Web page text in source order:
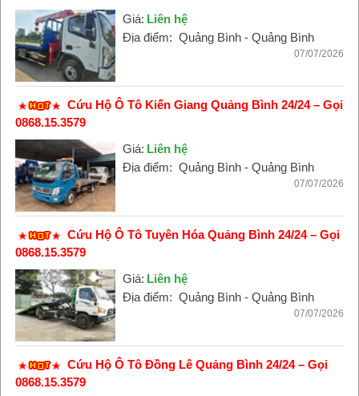
Giá: Liên hệ
Địa điểm: Quảng Bình - Quảng Bình
07/07/2026
Cứu Hộ Ô Tô Kiến Giang Quảng Bình 24/24 – Gọi
0868.15.3579
Giá: Liên hệ
Địa điểm: Quảng Bình - Quảng Bình
07/07/2026
Cứu Hộ Ô Tô Tuyên Hóa Quảng Bình 24/24 – Gọi
0868.15.3579
Giá: Liên hệ
Địa điểm: Quảng Bình - Quảng Bình
07/07/2026
Cứu Hộ Ô Tô Đồng Lê Quảng Bình 24/24 – Gọi
0868.15.3579